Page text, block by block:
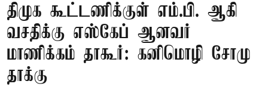
திமுக கூட்டணிக்குள் எம்.பி. ஆகி
வசதிக்கு எஸ்கேப் ஆனவர்
மாணிக்கம் தாகூர்: கனிமொழி சோமு
தாக்கு